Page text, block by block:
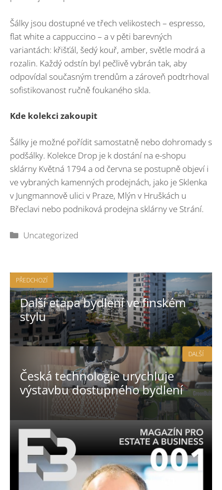
Šálky jsou dostupné ve třech velikostech – espresso,
flat white a cappuccino – a v pěti barevných
variantách: křišťál, šedý kouř, amber, světle modrá a
rozalin. Každý odstín byl pečlivě vybrán tak, aby
odpovídal současným trendům a zároveň podtrhoval
sofistikovanost ručně foukaného skla.
Kde kolekci zakoupit
Šálky je možné pořídit samostatně nebo dohromady s
podšálky. Kolekce Drop je k dostání na e-shopu
sklárny Květná 1794 a od června se postupně objeví i
ve vybraných kamenných prodejnách, jako je Sklenka
v Jungmannově ulici v Praze, Mlýn v Hruškách u
Břeclavi nebo podniková prodejna sklárny ve Strání.
Rubriky
Uncategorized
PŘEDCHOZÍ
Další etapa bydlení ve finském
stylu
Česká technologie urychluje
výstavbu dostupného bydlení
DALŠÍ